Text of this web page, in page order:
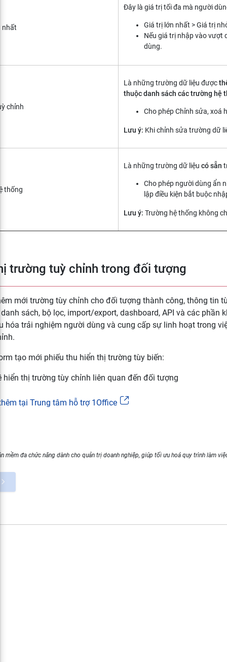
nhất
Đây là giá trị tối đa mà người
Giá trị lớn nhất > Giá trị
Nếu giá trị nhập vào vượt
dùng.
chỉnh
Là những trường dữ liệu được
thuộc danh sách các trường hệ
Cho phép Chỉnh sửa, xoá
Lưu ý: Khi chỉnh sửa trường dữ
thống
Là những trường dữ liệu có sẵn
Cho phép người dùng ẩn
lập điều kiện bắt buộc
Lưu ý: Trường hệ thống không
trường tuỳ chỉnh trong đối tượng
mới trường tùy chỉnh cho đối tượng thành công, thông tin
sách, bộ lọc, import/export, dashboard, API và các
hóa trải nghiệm người dùng và cung cấp sự linh hoạt trong
tạo mới phiếu thu hiển thị trường tùy biến:
tại Trung tâm hỗ trợ 1Office
mềm đa chức năng dành cho quản trị doanh nghiệp, giúp tối ưu hoá quy trình làm